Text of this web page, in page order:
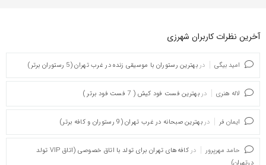
آخرین نظرات کاربران شهرزی
امید بیگی در بهترین رستوران با موسیقی زنده در غرب تهران (5 رستوران برتر)
لاله هنری در بهترین فست فود کیش ( 7 فست فود برتر )
ایمان فر در بهترین صبحانه در غرب تهران (9 رستوران و کافه برتر)
حامد مهرپرور در
کافه‌های تهران برای تولد با اتاق خصوصی (اتاق VIP تولد
درتهران)